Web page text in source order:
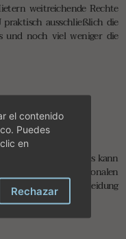
weitreichende Rechte
ausschließlich die
und noch viel weniger die
einzusetzen. Es kann
weg von allen rationalen
irreversiblen Entscheidung
el contenido
Puedes
en
Rechazar